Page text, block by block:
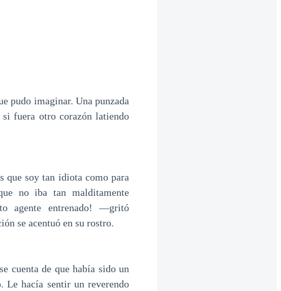
pudo imaginar. Una punzada
fuera otro corazón latiendo
soy tan idiota como para
no iba tan malditamente
agente entrenado! —gritó
se acentuó en su rostro.
cuenta de que había sido un
hacía sentir un reverendo